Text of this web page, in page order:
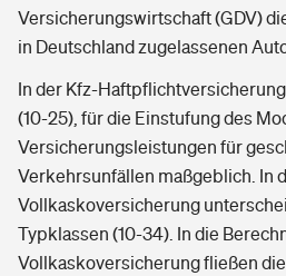
Versicherungswirtschaft (GDV)
in Deutschland zugelassenen
In der Kfz-
(10-25), für die Einstufung des
Versicherungsleistungen für
Verkehrsunfällen maßgeblich. In
Vollkaskoversicherung
Typklassen (10-34). In die
Vollkaskoversicherung fließen